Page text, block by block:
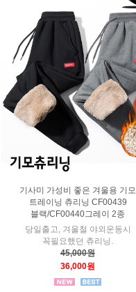
기사미 가성비 좋은 겨울용 기모
트레이닝 츄리닝 CF00439
블랙/CF00440그레이 2종
당일출고, 겨울철 야외운동시
꼭필요했던 츄리닝.
45,000원
36,000원